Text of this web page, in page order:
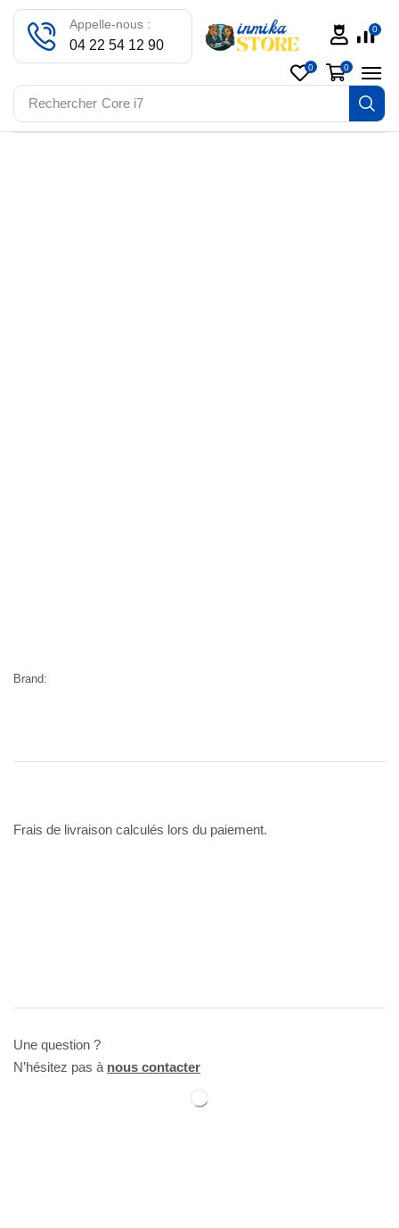
Rechercher Core i7
Appelle-nous :
04 22 54 12 90
0
0 0
Brand:
Frais de livraison calculés lors du paiement.
Une question ?
N’hésitez pas à nous contacter